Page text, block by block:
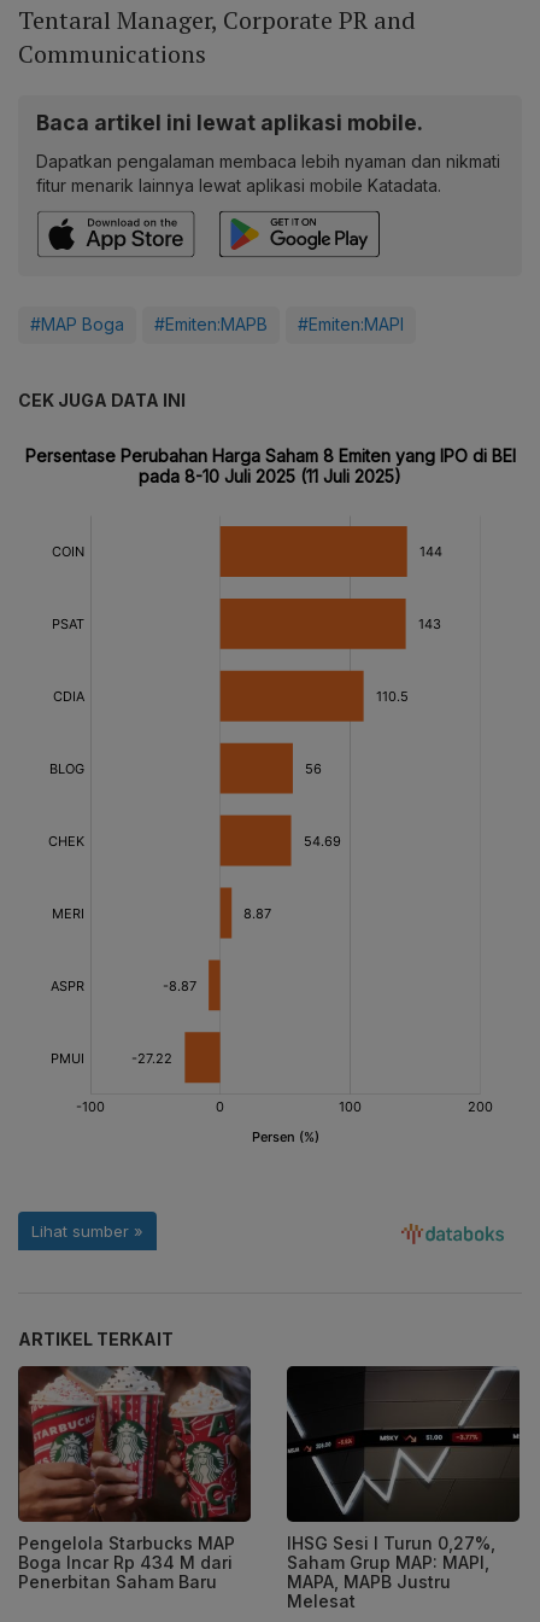
Tentaral Manager, Corporate PR and
Communications
Baca artikel ini lewat aplikasi mobile.
Dapatkan pengalaman membaca lebih nyaman dan nikmati
fitur menarik lainnya lewat aplikasi mobile Katadata.
#MAP Boga #Emiten:MAPB #Emiten:MAPI
CEK JUGA DATA INI
ARTIKEL TERKAIT
Pengelola Starbucks MAP
Boga Incar Rp 434 M dari
Penerbitan Saham Baru
IHSG Sesi I Turun 0,27%,
Saham Grup MAP: MAPI,
MAPA, MAPB Justru
Melesat